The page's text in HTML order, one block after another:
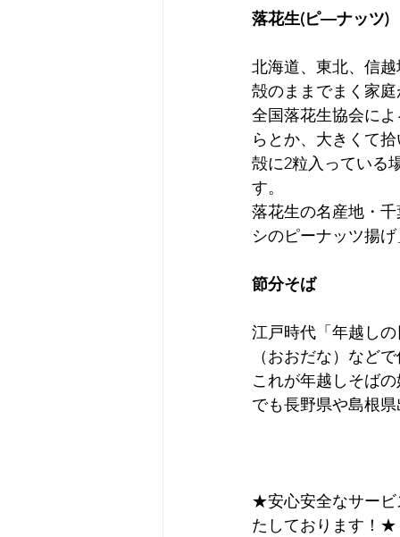
落花生(ピ―ナッツ)
北海道、東北、信
殻のままでまく家
全国落花生協会に
らとか、大きくて
殻に2粒入っている
す。
落花生の名産地・
シのピーナッツ揚
節分そば
江戸時代「年越し
（おおだな）など
これが年越しそば
でも長野県や島根
★安心安全なサービ
たしております！★